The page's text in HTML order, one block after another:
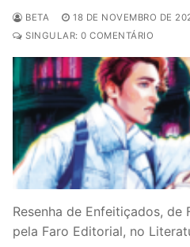
BETA 18 DE NOVEMBRO DE
SINGULAR: 0 COMENTÁRIO
Resenha de Enfeitiçados, de
pela Faro Editorial, no